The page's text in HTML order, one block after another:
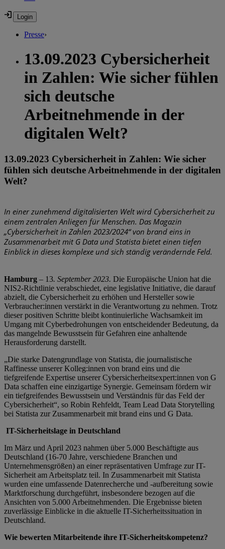
Presse›
13.09.2023 Cybersicherheit
in Zahlen: Wie sicher fühlen
sich deutsche
Arbeitnehmende in der
digitalen Welt?
13.09.2023 Cybersicherheit in Zahlen: Wie sicher
fühlen sich deutsche Arbeitnehmende in der digitalen
Welt?
In einer zunehmend digitalisierten Welt wird Cybersicherheit zu
einem zentralen Anliegen für Menschen. Das Magazin
„Cybersicherheit in Zahlen 2023/2024“ von brand eins in
Zusammenarbeit mit G Data und Statista bietet einen tiefen
Einblick in dieses komplexe und sich ständig verändernde Feld.
Hamburg – 13. September 2023. Die Europäische Union hat die
NIS2-Richtlinie verabschiedet, eine legislative Initiative, die darauf
abzielt, die Cybersicherheit zu erhöhen und Hersteller sowie
Verbraucher:innen verstärkt in die Verantwortung zu nehmen. Trotz
dieser positiven Schritte bleibt kontinuierliche Wachsamkeit im
Umgang mit Cyberbedrohungen von entscheidender Bedeutung, da
das mangelnde Bewusstsein für Gefahren eine anhaltende
Herausforderung darstellt.
„Die starke Datengrundlage von Statista, die journalistische
Raffinesse unserer Kolleg:innen von brand eins und die
tiefgreifende Expertise unserer Cybersicherheitsexpert:innen von G
Data schaffen eine einzigartige Synergie. Gemeinsam fördern wir
ein tiefgreifendes Bewusstsein und Verständnis für das Feld der
Cybersicherheit“, so Robin Rehfeldt, Team Lead Data Storytelling
bei Statista zur Zusammenarbeit mit brand eins und G Data.
IT-Sicherheitslage in Deutschland
Im März und April 2023 nahmen über 5.000 Beschäftigte aus
Deutschland (16-70 Jahre, verschiedene Branchen und
Unternehmensgrößen) an einer repräsentativen Umfrage zur IT-
Sicherheit am Arbeitsplatz teil. In Zusammenarbeit mit Statista
wurden eine umfassende Datenrecherche und -aufbereitung sowie
Marktforschung durchgeführt, insbesondere bezogen auf die
Ansichten von 5.000 Arbeitnehmenden. Die Ergebnisse bieten
zuverlässige Einblicke in die aktuelle IT-Sicherheitssituation in
Deutschland.
Wie bewerten Mitarbeitende ihre IT-Sicherheitskompetenz?